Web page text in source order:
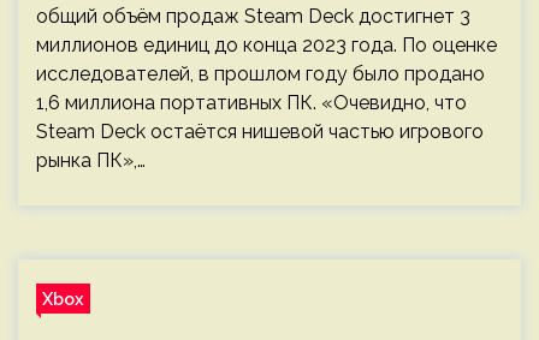
общий объём продаж Steam Deck достигнет 3
миллионов единиц до конца 2023 года. По оценке
исследователей, в прошлом году было продано
1,6 миллиона портативных ПК. «Очевидно, что
Steam Deck остаётся нишевой частью игрового
рынка ПК»,…
Xbox